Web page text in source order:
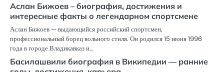
Аслан Бижоев – биография, достижения и
интересные факты о легендарном спортсмене
Аслан Бижоев — выдающийся российский спортсмен,
профессиональный борец вольного стиля. Он родился 15 июня 1996
года в городе Владикавказ и…
Басилашвили биография в Википедии — ранние